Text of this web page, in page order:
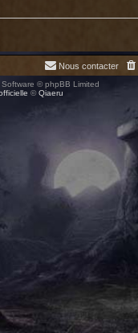
Nous contacter
© phpBB Limited
©Qiaeru